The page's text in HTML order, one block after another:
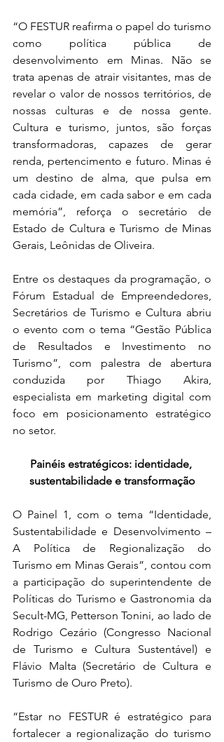
“O FESTUR reafirma o papel do turismo
como política pública de
desenvolvimento em Minas. Não se
trata apenas de atrair visitantes, mas de
revelar o valor de nossos territórios, de
nossas culturas e de nossa gente.
Cultura e turismo, juntos, são forças
transformadoras, capazes de gerar
renda, pertencimento e futuro. Minas é
um destino de alma, que pulsa em
cada cidade, em cada sabor e em cada
memória”, reforça o secretário de
Estado de Cultura e Turismo de Minas
Gerais, Leônidas de Oliveira.
Entre os destaques da programação, o
Fórum Estadual de Empreendedores,
Secretários de Turismo e Cultura abriu
o evento com o tema “Gestão Pública
de Resultados e Investimento no
Turismo”, com palestra de abertura
conduzida por Thiago Akira,
especialista em marketing digital com
foco em posicionamento estratégico
no setor.
Painéis estratégicos: identidade,
sustentabilidade e transformação
O Painel 1, com o tema “Identidade,
Sustentabilidade e Desenvolvimento –
A Política de Regionalização do
Turismo em Minas Gerais”, contou com
a participação do superintendente de
Políticas do Turismo e Gastronomia da
Secult-MG, Petterson Tonini, ao lado de
Rodrigo Cezário (Congresso Nacional
de Turismo e Cultura Sustentável) e
Flávio Malta (Secretário de Cultura e
Turismo de Ouro Preto).
“Estar no FESTUR é estratégico para
fortalecer a regionalização do turismo